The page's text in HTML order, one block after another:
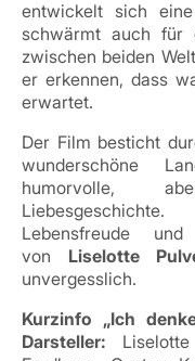
entwickelt sich
schwärmt auch für
zwischen beiden
er erkennen, dass
erwartet.
Der Film besticht
wunderschöne
humorvolle,
Lebensfreude
von Liselotte
unvergesslich.
Kurzinfo „Ich
Darsteller: